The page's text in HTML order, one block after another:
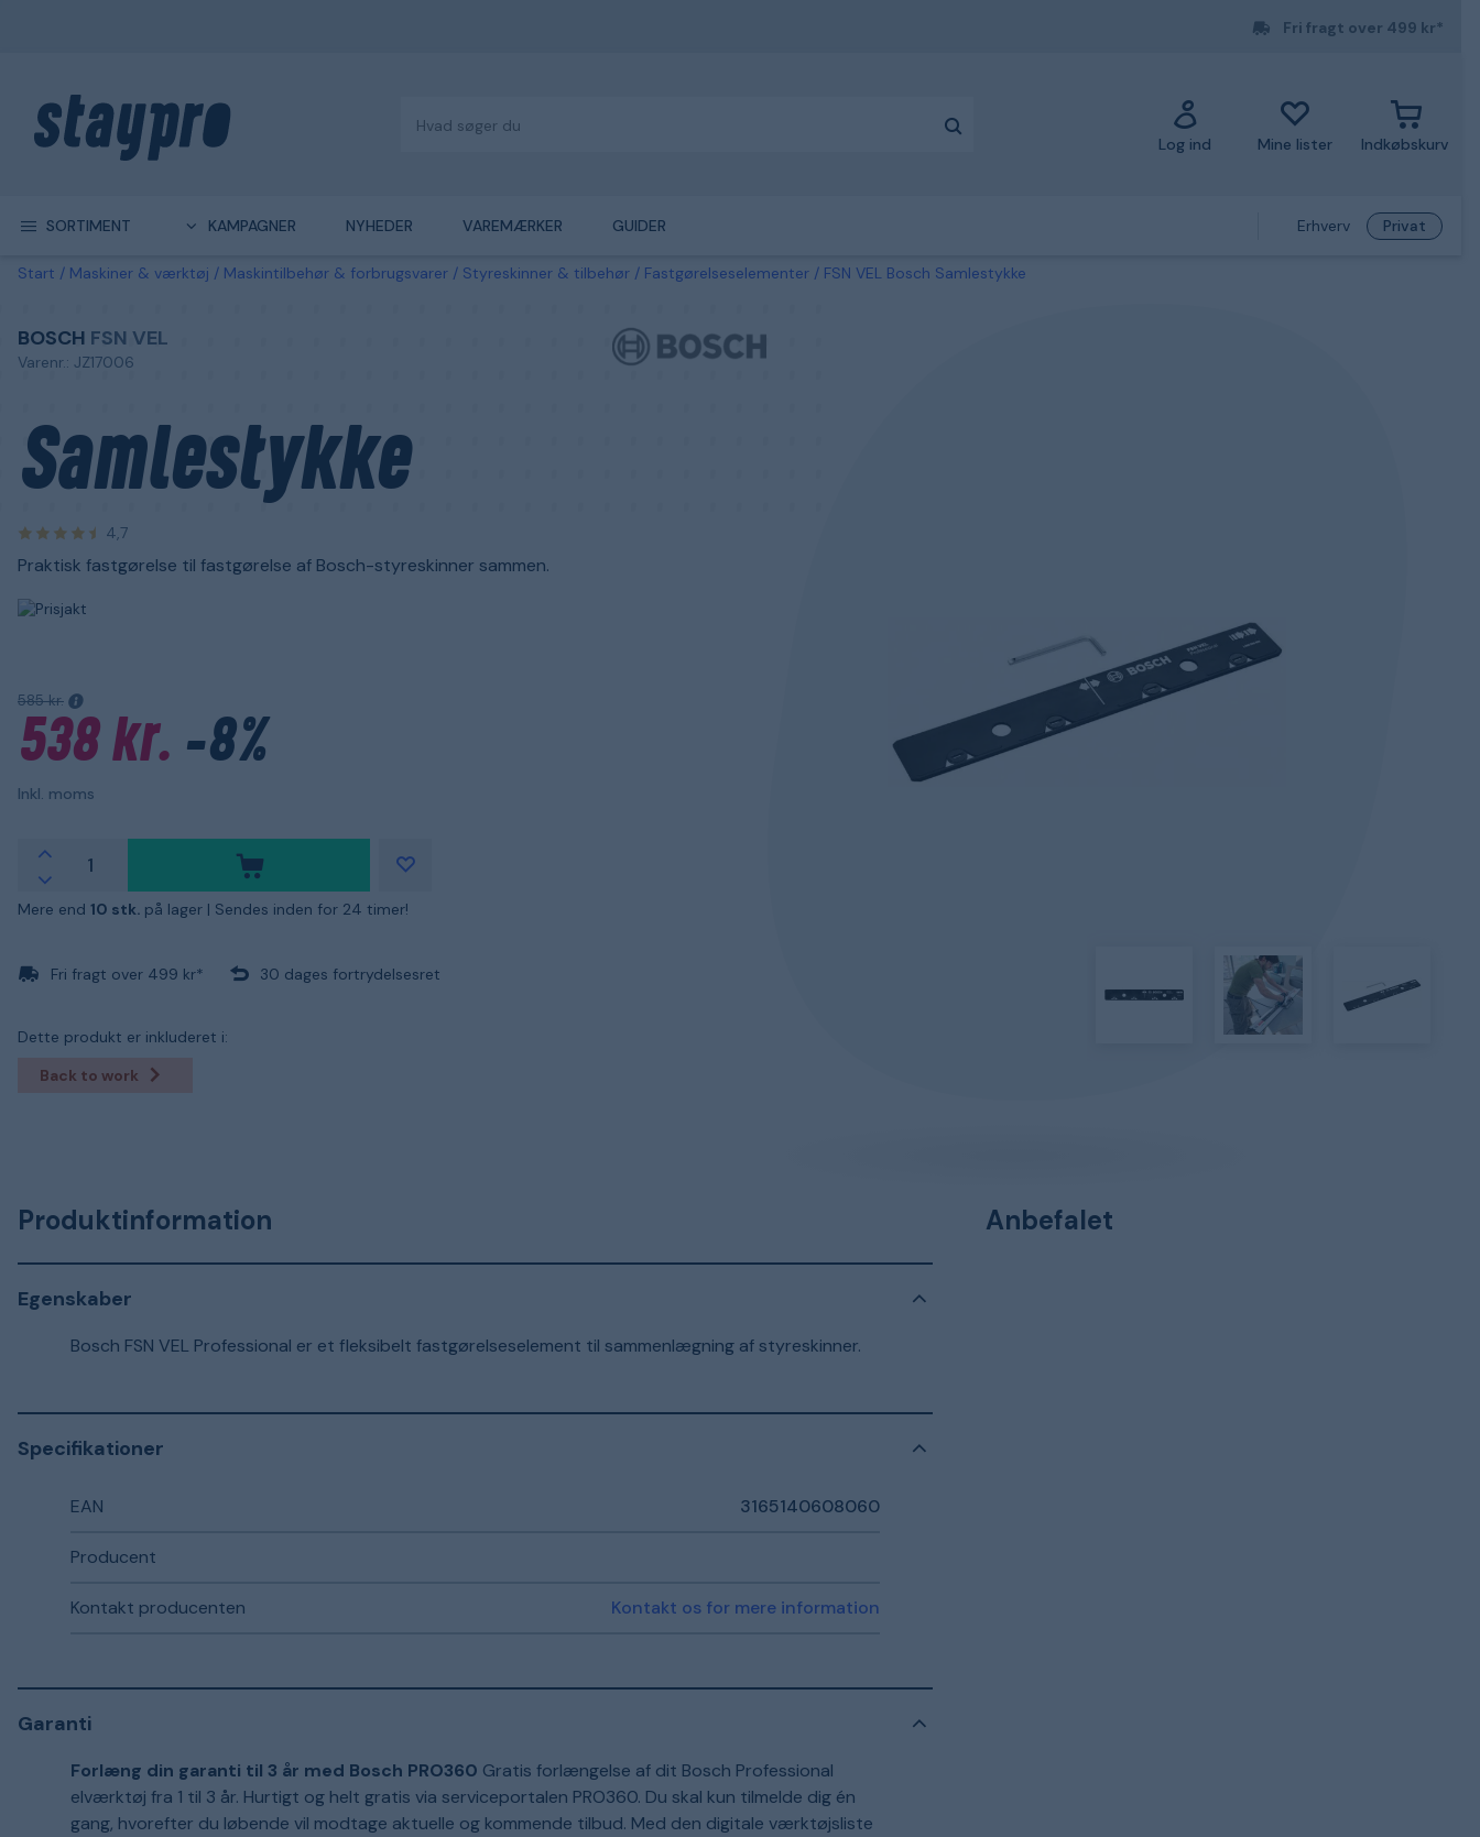
Fri fragt over 499 kr*
Log ind Mine lister Indkøbskurv
SORTIMENT KAMPAGNER NYHEDER VAREMÆRKER GUIDER Erhverv Privat
Start Maskiner & værktøj Maskintilbehør & forbrugsvarer Styreskinner & tilbehør Fastgørelseselementer FSN VEL Bosch Samlestykke
BOSCH FSN VEL
Varenr.: JZ17006
Samlestykke
4,7
Praktisk fastgørelse til fastgørelse af Bosch-styreskinner sammen.
585 kr.
538 kr. -8%
Inkl. moms
Mere end 10 stk. på lager | Sendes inden for 24 timer!
Fri fragt over 499 kr* 30 dages fortrydelsesret
Dette produkt er inkluderet i:
Back to work
Produktinformation
Egenskaber
Bosch FSN VEL Professional er et fleksibelt fastgørelseselement til sammenlægning af styreskinner.
Specifikationer
EAN 3165140608060
Producent
Kontakt producenten Kontakt os for mere information
Garanti
Forlæng din garanti til 3 år med Bosch PRO360 Gratis forlængelse af dit Bosch Professional
elværktøj fra 1 til 3 år. Hurtigt og helt gratis via serviceportalen PRO360. Du skal kun tilmelde dig én
gang, hvorefter du løbende vil modtage aktuelle og kommende tilbud. Med den digitale værktøjsliste
Anbefalet